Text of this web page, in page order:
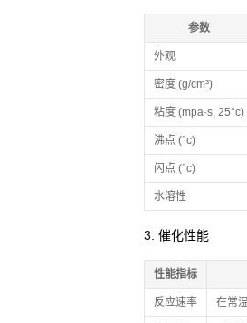
参数
外观
密度 (g/cm³)
粘度 (mpa·s, 25°c)
沸点 (°c)
闪点 (°c)
水溶性
3. 催化性能
性能指标
反应速率 在常